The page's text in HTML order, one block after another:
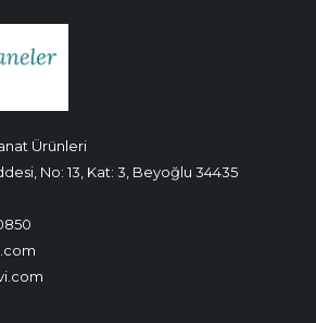
Ürünleri
No: 13, Kat: 3, Beyoğlu 34435